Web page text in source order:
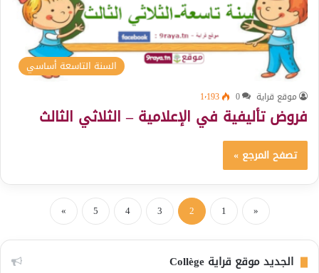
السنة التاسعة أساسي
موقع قراية 0 1٬193
فروض تأليفية في الإعلامية – الثلاثي الثالث
تصفح المرجع »
«
1
2
3
4
5
»
الجديد موقع قراية Collège